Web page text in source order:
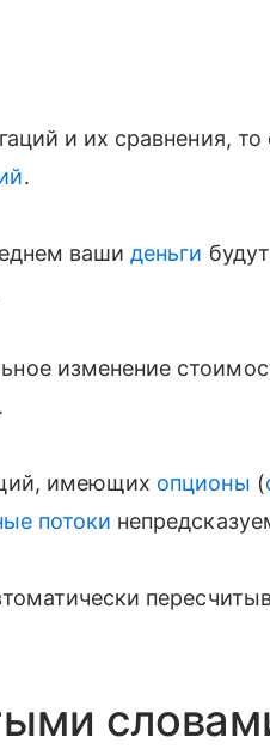
и их сравнения, то
.
вашиденьги будут
изменение
имеющих опционы (
потоки